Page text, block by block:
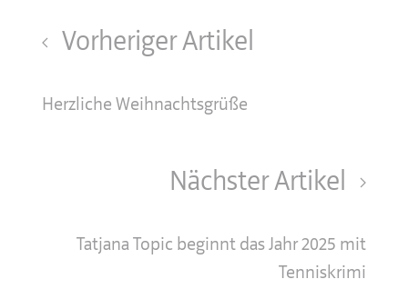
Vorheriger Artikel
Herzliche Weihnachtsgrüße
Nächster Artikel
Tatjana Topic beginnt das Jahr 2025 mit
Tenniskrimi